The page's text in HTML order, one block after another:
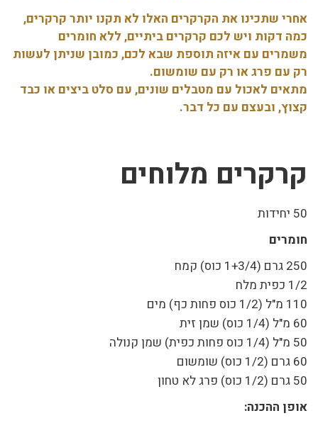
אחרי שתכינו את הקרקרים האלו לא תקנו יותר קרקרים,
כמה דקות ויש לכם קרקרים ביתיים, ללא חומרים
משמרים עם איזה תוספת שבא לכם, כמובן שניתן לעשות
רק עם פרג או רק עם שומשום.
מתאים לאכול עם מטבלים שונים, עם סלט ביצים או כבד
קצוץ, ובעצם עם כל דבר.
קרקרים מלוחים
50 יחידות
חומרים
250 גרם (1+3/4 כוס) קמח
1/2 כפית מלח
110 מ"ל (1/2 כוס פחות כף) מים
60 מ"ל (1/4 כוס) שמן זית
50 מ"ל (1/4 כוס פחות כפית) שמן קנולה
60 גרם (1/2 כוס) שומשום
50 גרם (1/2 כוס) פרג לא טחון
אופן ההכנה: